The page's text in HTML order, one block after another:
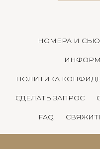
НОМЕРА И
ПОЛИТИКА
СДЕЛАТЬ ЗАПРОС
FAQ